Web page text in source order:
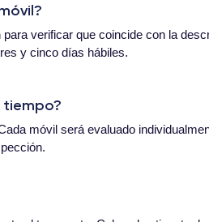
verificar que coincide con la
y cinco días hábiles.
tiempo?
móvil será evaluado